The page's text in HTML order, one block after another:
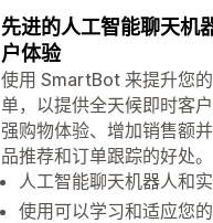
先进的人工智能聊天机
户体验
使用 SmartBot 来提升您
单，以提供全天候即时客
强购物体验、增加销售额
品推荐和订单跟踪的好处。
人工智能聊天机器人和
使用可以学习和适应您